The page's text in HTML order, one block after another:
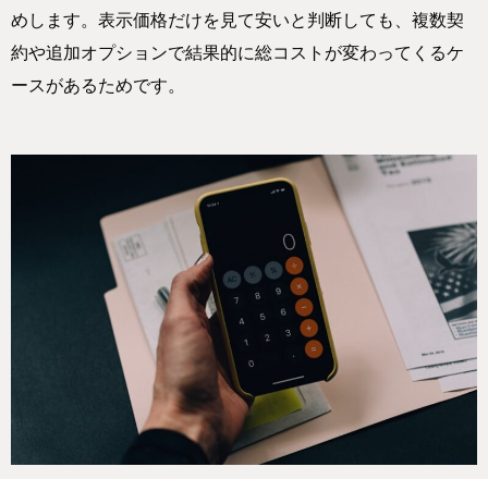
めします。表示価格だけを見て安いと判断しても、複数契
約や追加オプションで結果的に総コストが変わってくるケ
ースがあるためです。